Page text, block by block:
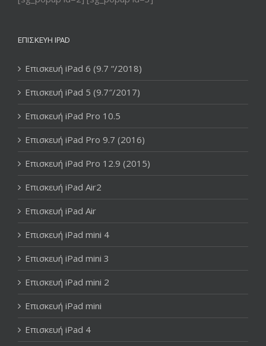
ΕΠΙΣΚΕΥΉ IPAD
Επισκευή iPad 6 (9.7 “/2018)
Επισκευή iPad 5 (9.7″/2017)
Επισκευή iPad Pro 10.5
Επισκευή iPad Pro 9.7 (2016)
Επισκευή iPad Pro 12.9 (2015)
Επισκευή iPad Air2
Επισκευή iPad Air
Επισκευή iPad mini 4
Επισκευή iPad mini 3
Επισκευή iPad mini 2
Επισκευή iPad mini
Επισκευή iPad 4